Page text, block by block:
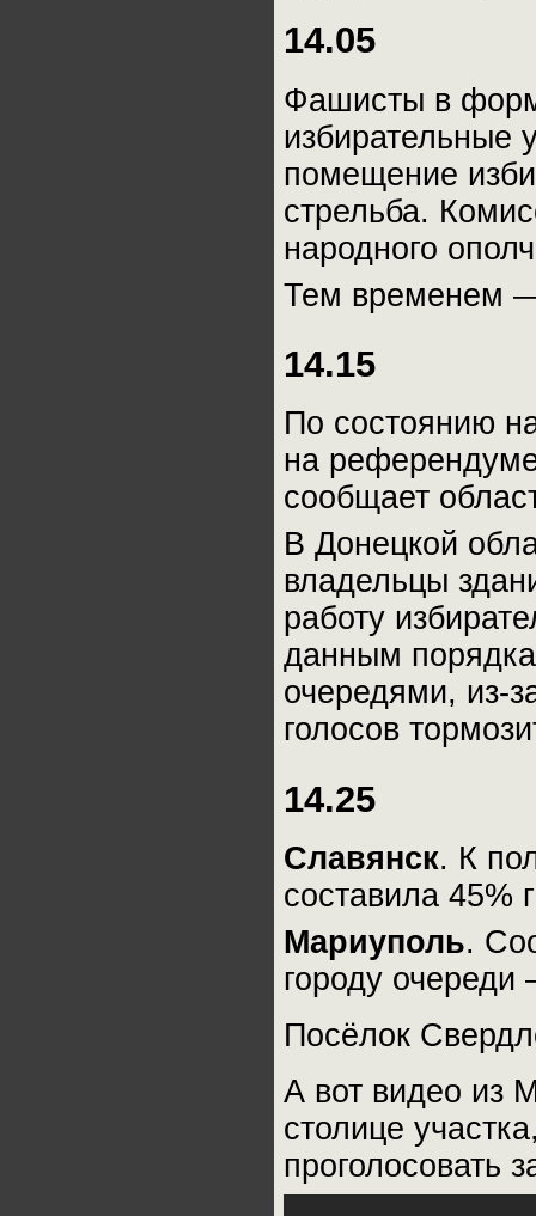
14.05
Фашисты в
избирательные
помещение
стрельба.
народного
Тем временем
14.15
По состоянию
на
сообщает
В Донецкой
владельцы
работу
данным порядка
очередями, из-
голосов
14.25
Славянск. К
составила 45%
Мариуполь.
городу очереди
Посёлок
А вот видео из
столице
проголосовать